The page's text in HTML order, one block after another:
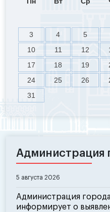
3
4 5
10
11 12
17
18 19
24
25 26
31
Администрация
5 августа 2026
Администрация
информирует о